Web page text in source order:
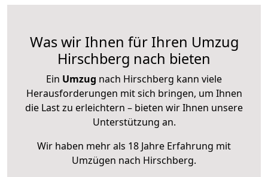
Was wir Ihnen für Ihren Umzug
Hirschberg nach bieten
Ein Umzug nach Hirschberg kann viele
Herausforderungen mit sich bringen, um Ihnen
die Last zu erleichtern – bieten wir Ihnen unsere
Unterstützung an.
Wir haben mehr als 18 Jahre Erfahrung mit
Umzügen nach Hirschberg.